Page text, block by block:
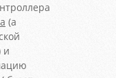
(а
и